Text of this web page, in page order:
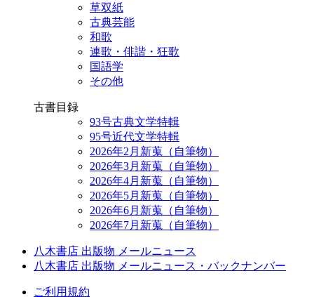
草双紙
古典芸能
和歌
連歌・俳諧・狂歌
国語学
その他
古書目録
93号古典文学特輯
95号近代文学特輯
2026年2月新蒐（自筆物）
2026年3月新蒐（自筆物）
2026年4月新蒐（自筆物）
2026年5月新蒐（自筆物）
2026年6月新蒐（自筆物）
2026年7月新蒐（自筆物）
八木書店 出版物 メールニュース
八木書店 出版物 メールニュース・バックナンバー
ご利用規約